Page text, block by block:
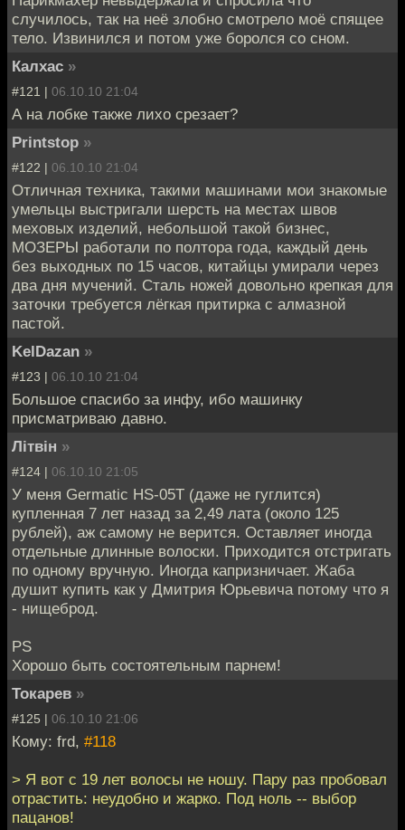
случилось, так на неё злобно смотрело моё спящее
тело. Извинился и потом уже боролся со сном.
Калхас »
#121 | 06.10.10 21:04
А на лобке также лихо срезает?
Printstop »
#122 | 06.10.10 21:04
Отличная техника, такими машинами мои знакомые
умельцы выстригали шерсть на местах швов
меховых изделий, небольшой такой бизнес,
МОЗЕРЫ работали по полтора года, каждый день
без выходных по 15 часов, китайцы умирали через
два дня мучений. Сталь ножей довольно крепкая для
заточки требуется лёгкая притирка с алмазной
пастой.
KelDazan »
#123 | 06.10.10 21:04
Большое спасибо за инфу, ибо машинку
присматриваю давно.
Лiтвiн »
#124 | 06.10.10 21:05
У меня Germatic HS-05T (даже не гуглится)
купленная 7 лет назад за 2,49 лата (около 125
рублей), аж самому не верится. Оставляет иногда
отдельные длинные волоски. Приходится отстригать
по одному вручную. Иногда капризничает. Жаба
душит купить как у Дмитрия Юрьевича потому что я
- нищеброд.
PS
Хорошо быть состоятельным парнем!
Токарев »
#125 | 06.10.10 21:06
Кому: frd, #118
> Я вот с 19 лет волосы не ношу. Пару раз пробовал
отрастить: неудобно и жарко. Под ноль -- выбор
пацанов!